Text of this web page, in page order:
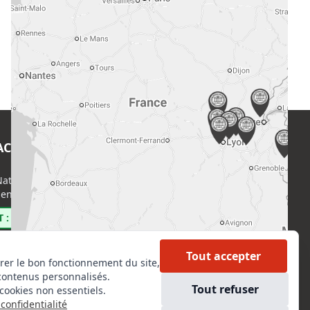
le bon fonctionnement du site,
personnalisés.
non essentiels.
Tout accepter
Tout refuser
de l’Expertise (CNE)
Regnault, 75014 Paris
: 0800 00 80 89
EN SAVOIR PLUS
Formations
Nous rejoindre
Partenaires
Le C.N.E.